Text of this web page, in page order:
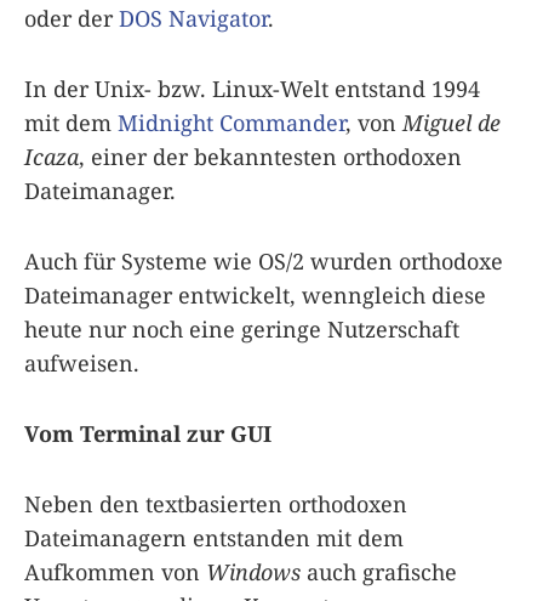
oder derDOS Navigator.
In der Unix- bzw. Linux-Welt entstand 1994
mit dem Midnight Commander, von Miguel de
Icaza, einer der bekanntesten orthodoxen
Dateimanager.
Auch für Systeme wie OS/2 wurden orthodoxe
Dateimanager entwickelt, wenngleich diese
heute nur noch eine geringe Nutzerschaft
aufweisen.
Vom Terminal zur GUI
Neben den textbasierten orthodoxen
Dateimanagern entstanden mit dem
Aufkommen von Windows auch grafische